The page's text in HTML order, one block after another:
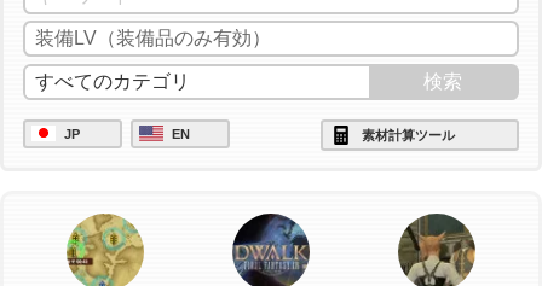
JP EN 素材計算ツール